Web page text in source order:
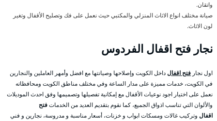
واتقان.
صيانة مختلف انواع الاثاث المنزلي والمكتبي حيث نعمل على فك وتصليح الأقفال وتغير
لون الاثاث.
نجار فتح اقفال الفردوس
اول نجار فتح اقفالداخل الكويت وإصلاحها وصيانتها مع افضل وأمهر العاملين والنجارين
في الكويت، خدمات مميزة على مدار الساعة وفي مختلف مناطق الكويت ومحافظاته
نعمل على اختيار اجود نوعيات الأقفال مع إمكانية تفصيلها وتصميمها وفق احدث الموديلات
والألوان التي تناسب اذواق الجميع، كما نقوم بتقديم العديد من الخدماتفتح
اقفال وتركيب غالات ومسكات ابواب و خزنات، أسعار مناسبة و مدروسة، نجارين و فني